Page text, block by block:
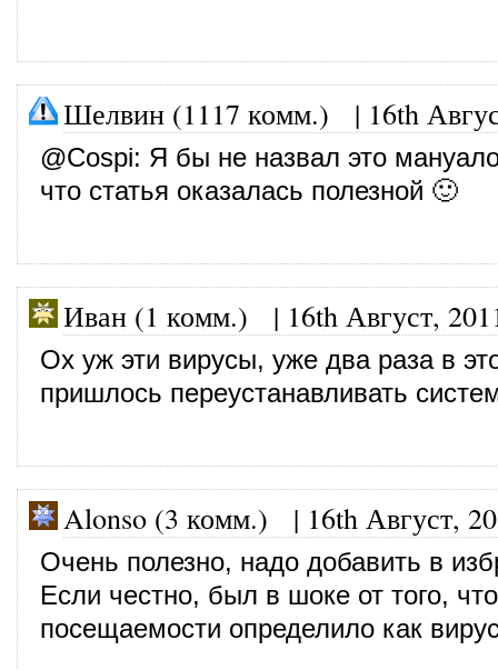
Шелвин (1117 комм.) | 16th
@Cospi: Я бы не назвал это
что статья оказалась полезной 🙂
Иван (1 комм.) | 16th Август,
Ох уж эти вирусы, уже два раза в
пришлось переустанавливать
Alonso (3 комм.) | 16th Август,
Очень полезно, надо добавить в
Если честно, был в шоке от того,
посещаемости определило как